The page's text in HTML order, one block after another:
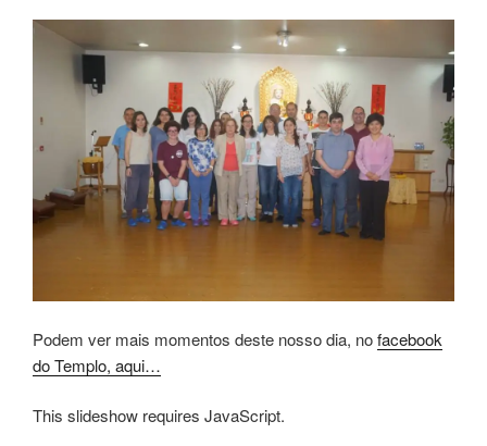
Podem ver mais momentos deste nosso dia, nofacebook
do Templo, aqui…
This slideshow requires JavaScript.